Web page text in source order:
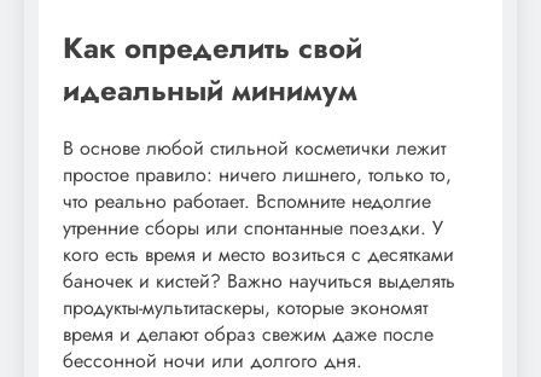
Как определить свой
идеальный минимум
В основе любой стильной косметички лежит
простое правило: ничего лишнего, только то,
что реально работает. Вспомните недолгие
утренние сборы или спонтанные поездки. У
кого есть время и место возиться с десятками
баночек и кистей? Важно научиться выделять
продукты-мультитаскеры, которые экономят
время и делают образ свежим даже после
бессонной ночи или долгого дня.